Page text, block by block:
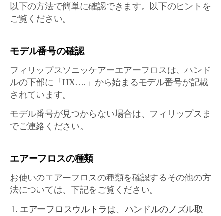
以下の方法で簡単に確認できます。以下のヒントを
ご覧ください。
モデル番号の確認
フィリップスソニッケアーエアーフロスは、ハンド
ルの下部に「HX….」から始まるモデル番号が記載
されています。
モデル番号が見つからない場合は、フィリップスま
でご連絡ください。
エアーフロスの種類
お使いのエアーフロスの種類を確認するその他の方
法については、下記をご覧ください。
エアーフロスウルトラは、ハンドルのノズル取